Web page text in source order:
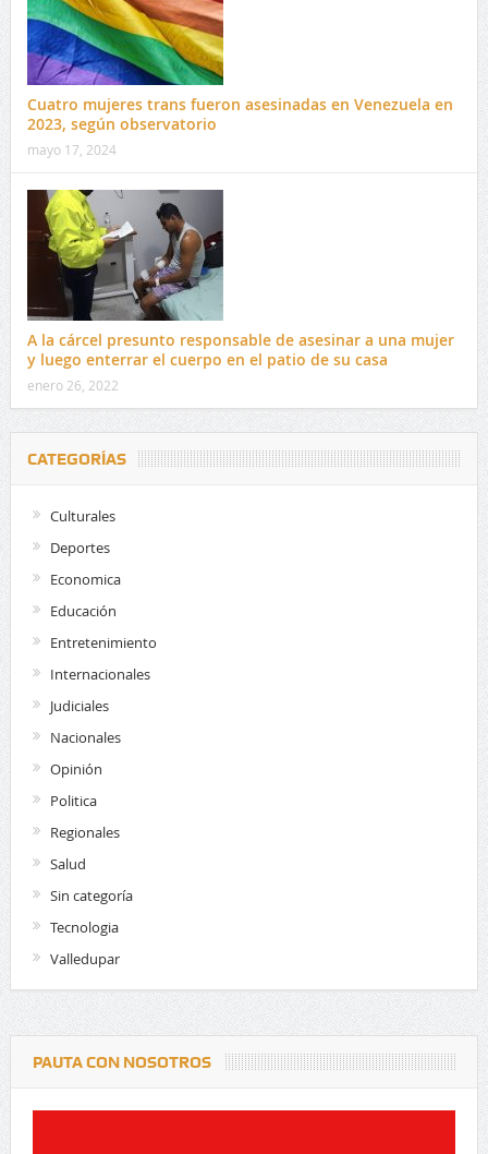
Cuatro mujeres trans fueron asesinadas en Venezuela en
2023, según observatorio
mayo 17, 2024
A la cárcel presunto responsable de asesinar a una mujer
y luego enterrar el cuerpo en el patio de su casa
enero 26, 2022
CATEGORÍAS
Culturales
Deportes
Economica
Educación
Entretenimiento
Internacionales
Judiciales
Nacionales
Opinión
Politica
Regionales
Salud
Sin categoría
Tecnologia
Valledupar
PAUTA CON NOSOTROS